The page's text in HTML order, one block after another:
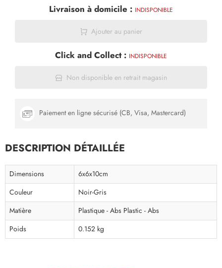
Livraison à domicile : INDISPONIBLE
Ajouter au panier
Click and Collect : INDISPONIBLE
Non disponible en retrait magasin
Paiement en ligne sécurisé (CB, Visa, Mastercard)
DESCRIPTION DÉTAILLÉE
Dimensions
6x6x10cm
Couleur
Noir-Gris
Matière
Plastique - Abs Plastic - Abs
Poids
0.152 kg